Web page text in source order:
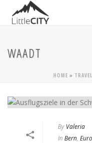
WAADT
HOME » TRAVEL
By Valeria
In Bern,